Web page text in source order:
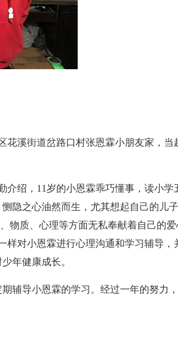
溪街道岔路口村张恩霖小朋友家，当
介绍，11岁的小恩霖乖巧懂事，读小学
隐之心油然而生，尤其想起自己的儿
物质、心理等方面无私奉献着自己的
样对小恩霖进行心理沟通和学习辅导，
年健康成长。
辅导小恩霖的学习。经过一年的努力